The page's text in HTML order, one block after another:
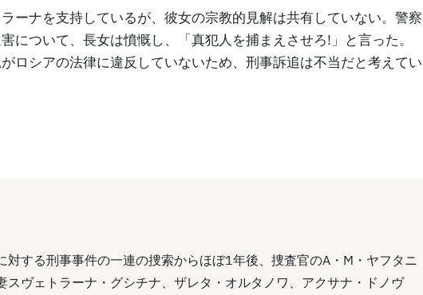
ーナを支持しているが、彼女の宗教的見解は共有していない。警察
について、長女は憤慨し、「真犯人を捕まえさせろ!」と言った。
ロシアの法律に違反していないため、刑事訴追は不当だと考えてい
対する刑事事件の一連の捜索からほぼ1年後、捜査官のA・M・ヤフタニ
スヴェトラーナ・グシチナ、ザレタ・オルタノワ、アクサナ・ドノヴ